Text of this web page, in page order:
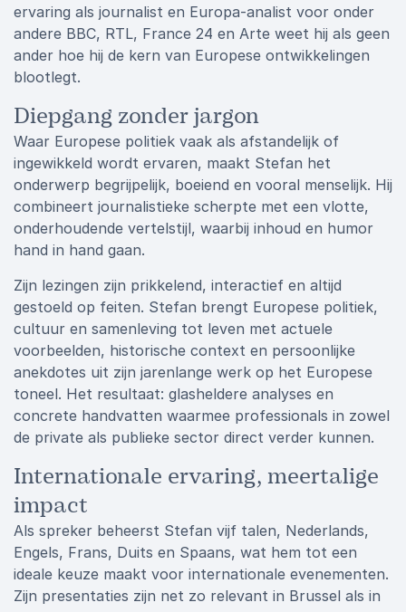
ervaring als journalist en Europa-analist voor onder
andere BBC, RTL, France 24 en Arte weet hij als geen
ander hoe hij de kern van Europese ontwikkelingen
blootlegt.
Diepgang zonder jargon
Waar Europese politiek vaak als afstandelijk of
ingewikkeld wordt ervaren, maakt Stefan het
onderwerp begrijpelijk, boeiend en vooral menselijk. Hij
combineert journalistieke scherpte met een vlotte,
onderhoudende vertelstijl, waarbij inhoud en humor
hand in hand gaan.
Zijn lezingen zijn prikkelend, interactief en altijd
gestoeld op feiten. Stefan brengt Europese politiek,
cultuur en samenleving tot leven met actuele
voorbeelden, historische context en persoonlijke
anekdotes uit zijn jarenlange werk op het Europese
toneel. Het resultaat: glasheldere analyses en
concrete handvatten waarmee professionals in zowel
de private als publieke sector direct verder kunnen.
Internationale ervaring, meertalige
impact
Als spreker beheerst Stefan vijf talen, Nederlands,
Engels, Frans, Duits en Spaans, wat hem tot een
ideale keuze maakt voor internationale evenementen.
Zijn presentaties zijn net zo relevant in Brussel als in